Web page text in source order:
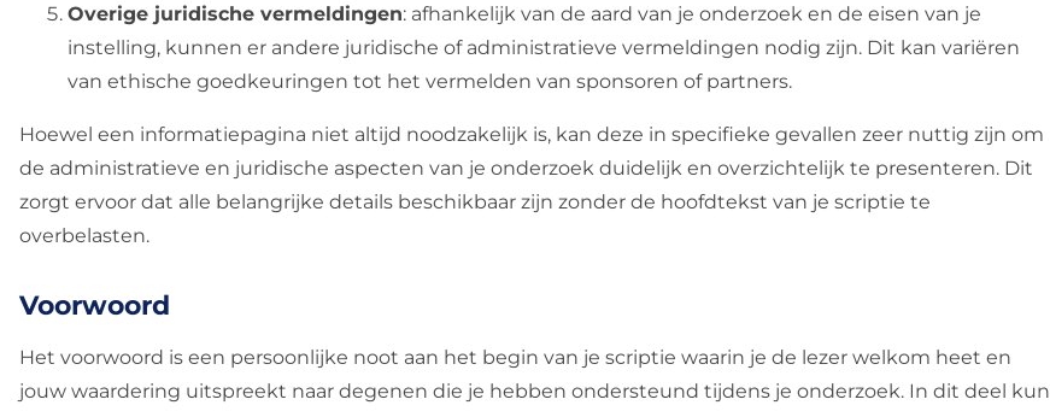
Overige juridische vermeldingen: afhankelijk van de aard van je onderzoek en de eisen van je
instelling, kunnen er andere juridische of administratieve vermeldingen nodig zijn. Dit kan variëren
van ethische goedkeuringen tot het vermelden van sponsoren of partners.
Hoewel een informatiepagina niet altijd noodzakelijk is, kan deze in specifieke gevallen zeer nuttig zijn om
de administratieve en juridische aspecten van je onderzoek duidelijk en overzichtelijk te presenteren. Dit
zorgt ervoor dat alle belangrijke details beschikbaar zijn zonder de hoofdtekst van je scriptie te
overbelasten.
Voorwoord
Het voorwoord is een persoonlijke noot aan het begin van je scriptie waarin je de lezer welkom heet en
jouw waardering uitspreekt naar degenen die je hebben ondersteund tijdens je onderzoek. In dit deel kun